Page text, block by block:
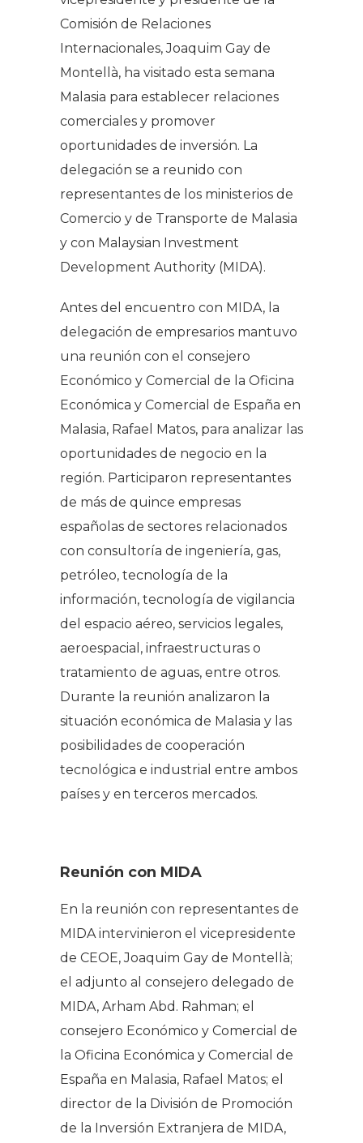
Comisión de Relaciones
Internacionales, Joaquim Gay de
Montellà, ha visitado esta semana
Malasia para establecer relaciones
comerciales y promover
oportunidades de inversión. La
delegación se a reunido con
representantes de los ministerios de
Comercio y de Transporte de Malasia
y con Malaysian Investment
Development Authority (MIDA).
Antes del encuentro con MIDA, la
delegación de empresarios mantuvo
una reunión con el consejero
Económico y Comercial de la Oficina
Económica y Comercial de España en
Malasia, Rafael Matos, para analizar las
oportunidades de negocio en la
región. Participaron representantes
de más de quince empresas
españolas de sectores relacionados
con consultoría de ingeniería, gas,
petróleo, tecnología de la
información, tecnología de vigilancia
del espacio aéreo, servicios legales,
aeroespacial, infraestructuras o
tratamiento de aguas, entre otros.
Durante la reunión analizaron la
situación económica de Malasia y las
posibilidades de cooperación
tecnológica e industrial entre ambos
países y en terceros mercados.
Reunión con MIDA
En la reunión con representantes de
MIDA intervinieron el vicepresidente
de CEOE, Joaquim Gay de Montellà;
el adjunto al consejero delegado de
MIDA, Arham Abd. Rahman; el
consejero Económico y Comercial de
la Oficina Económica y Comercial de
España en Malasia, Rafael Matos; el
director de la División de Promoción
de la Inversión Extranjera de MIDA,